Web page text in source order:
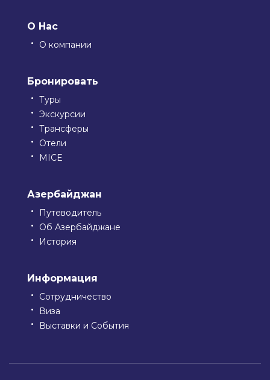
О Нас
О компании
Бронировать
Туры
Экскурсии
Трансферы
Отели
MICE
Азербайджан
Путеводитель
Об Азербайджане
История
Информация
Сотрудничество
Виза
Выставки и События